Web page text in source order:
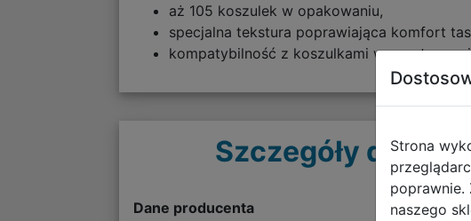
aż 105 koszulek w opakowaniu,
specjalna tekstura poprawiająca komfort
kompatybilność z koszulkami
Szczegóły
Dane producenta
Strona
poprawnie.
naszego